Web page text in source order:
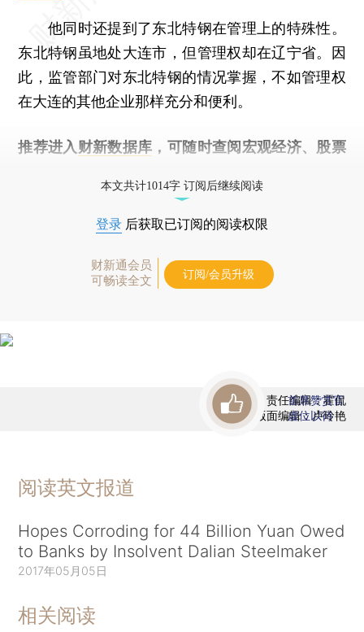
他同时还提到了东北特钢在管理上的特殊性。
东北特钢虽地处大连市，但管理权却在辽宁省。因
此，监管部门对东北特钢的情况掌握，不如管理权
在大连的其他企业那样充分和便利。
推荐进入 财新数据库 ，可随时查阅宏观经济、股票
本文共计1014字 订阅后继续阅读
登录 后获取已订阅的阅读权限
财新通会员
可畅读全文
订阅/会员升级
责任编辑：霍侃
版面编辑：卢玲艳
首席赞赏官
虚位以待
阅读英文报道
Hopes Corroding for 44 Billion Yuan Owed
to Banks by Insolvent Dalian Steelmaker
2017年05月05日
相关阅读